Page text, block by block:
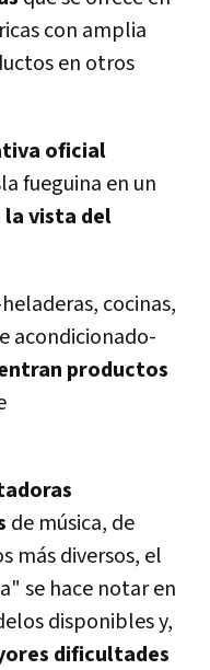
con amplia
en otros
oficial
fueguina en un
la vista del
cocinas,
acondicionado-
productos
de música, de
más diversos, el
se hace notar en
disponibles y,
dificultades